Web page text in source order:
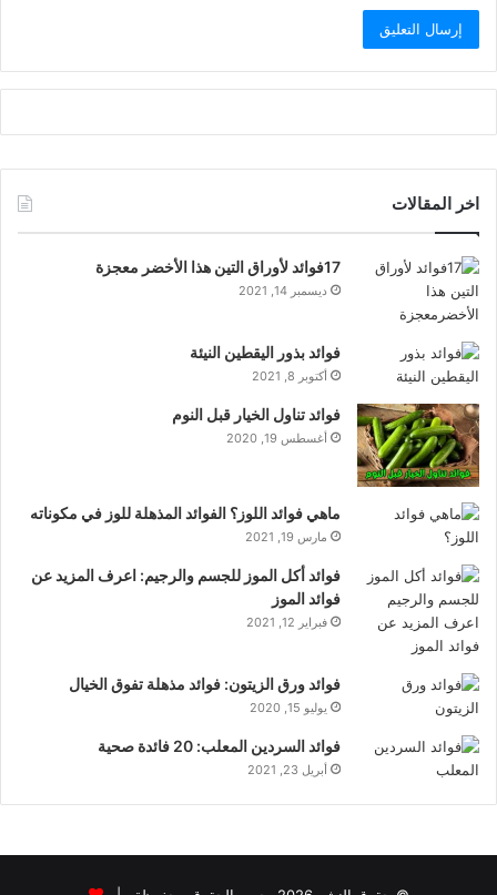
اخر المقالات
17فوائد لأوراق التين هذا الأخضر معجزة
ديسمبر 14, 2021
فوائد بذور اليقطين النيئة
أكتوبر 8, 2021
فوائد تناول الخيار قبل النوم
أغسطس 19, 2020
ماهي فوائد اللوز؟ الفوائد المذهلة للوز في مكوناته
مارس 19, 2021
فوائد أكل الموز للجسم والرجيم: اعرف المزيد عن
فوائد الموز
فبراير 12, 2021
فوائد ورق الزيتون: فوائد مذهلة تفوق الخيال
يوليو 15, 2020
فوائد السردين المعلب: 20 فائدة صحية
أبريل 23, 2021